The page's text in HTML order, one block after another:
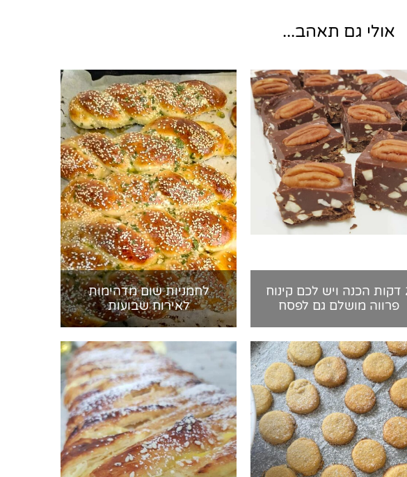
אולי גם תאהב...
2 דקות הכנה ויש לכם קינוח
פרווה מושלם גם לפסח
לחמניות שום מדהימות
לאירוח שבועות